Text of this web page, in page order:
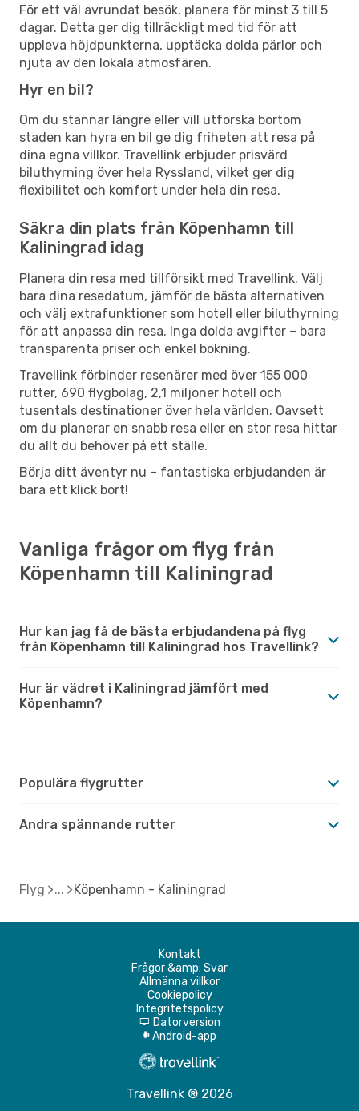
För ett väl avrundat besök, planera för minst 3 till 5
dagar. Detta ger dig tillräckligt med tid för att
uppleva höjdpunkterna, upptäcka dolda pärlor och
njuta av den lokala atmosfären.
Hyr en bil?
Om du stannar längre eller vill utforska bortom
staden kan hyra en bil ge dig friheten att resa på
dina egna villkor. Travellink erbjuder prisvärd
biluthyrning över hela Ryssland, vilket ger dig
flexibilitet och komfort under hela din resa.
Säkra din plats från Köpenhamn till
Kaliningrad idag
Planera din resa med tillförsikt med Travellink. Välj
bara dina resedatum, jämför de bästa alternativen
och välj extrafunktioner som hotell eller biluthyrning
för att anpassa din resa. Inga dolda avgifter – bara
transparenta priser och enkel bokning.
Travellink förbinder resenärer med över 155 000
rutter, 690 flygbolag, 2,1 miljoner hotell och
tusentals destinationer över hela världen. Oavsett
om du planerar en snabb resa eller en stor resa hittar
du allt du behöver på ett ställe.
Börja ditt äventyr nu – fantastiska erbjudanden är
bara ett klick bort!
Vanliga frågor om flyg från
Köpenhamn till Kaliningrad
Hur kan jag få de bästa erbjudandena på flyg
från Köpenhamn till Kaliningrad hos Travellink?
Hur är vädret i Kaliningrad jämfört med
Köpenhamn?
Populära flygrutter
Andra spännande rutter
Flyg Köpenhamn - Kaliningrad
Kontakt
Frågor &amp; Svar
Allmänna villkor
Cookiepolicy
Integritetspolicy
d Datorversion
A Android-app
Travellink ® 2026